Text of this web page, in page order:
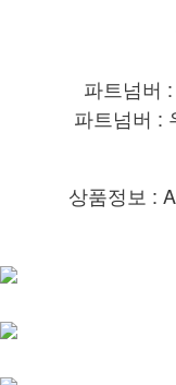
파트넘버
파트넘버 :
상품정보 :